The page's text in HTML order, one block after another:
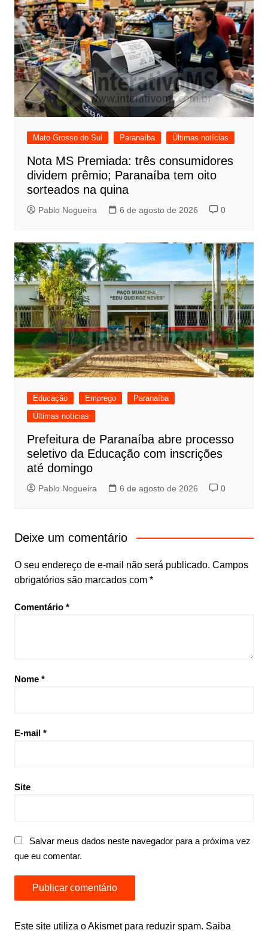
Mato Grosso do Sul Paranaíba Últimas notícias
Nota MS Premiada: três consumidores
dividem prêmio; Paranaíba tem oito
sorteados na quina
Pablo Nogueira 6 de agosto de 2026 0
Educação Emprego
Paranaíba
Últimas notícias
Prefeitura de Paranaíba abre processo
seletivo da Educação com inscrições
até domingo
Pablo Nogueira 6 de agosto de 2026 0
Deixe um comentário
O seu endereço de e-mail não será publicado. Campos
obrigatórios são marcados com *
Comentário *
Nome *
E-mail *
Site
Salvar meus dados neste navegador para a próxima vez
que eu comentar.
Este site utiliza o Akismet para reduzir spam. Saiba